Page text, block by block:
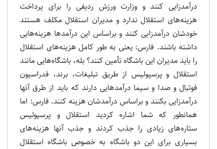
درآمدزایی کنند و وزارت ورزش ردیفی را برای پرداخت
هزینه‌های استقلال ندارد و مدیران استقلال مکلف هستند
خودشان درآمدزایی کنند و براساس این درآمدها هزینه‌هایی
داشته باشند. فارس: یعنی به طور کامل هزینه‌های استقلال
را باید مدیران این باشگاه تأمین کنند؟ بله، باشگاه‌هایی مانند
استقلال و پرسپولیس از طریق تبلیغات، برند، فدراسیون
فوتبال و صدا و سیما درآمدهایی دارند که باید از طرق آنها
درآمدزایی بکنند و براساس درآمدشان هزینه کنند. فارس: اما
همانطور که شما اشاره کردید استقلال و پرسپولیس
ستاره‌های زیادی را جذب کردند و جذب آنها هزینه‌های
بسیاری برای این دو باشگاه به خصوص باشگاه استقلال